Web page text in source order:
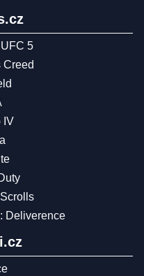
5
Creed
IV
Deliverence